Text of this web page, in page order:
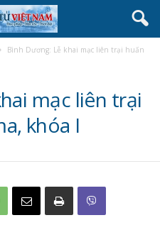
Bình Dương: Lễ khai mạc liên trại huấn
mạc liên trại
khóa I